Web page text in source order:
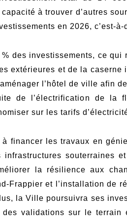
à trouver d’autres
en 2026, c’est-
des investissements, ce
extérieures et de la
l’hôtel de ville afin
de l’électrification de la
sur les tarifs
financer les travaux en
souterraines
la résilience aux
Frappier et l’installation de
la Ville poursuivra ses
des validations sur le